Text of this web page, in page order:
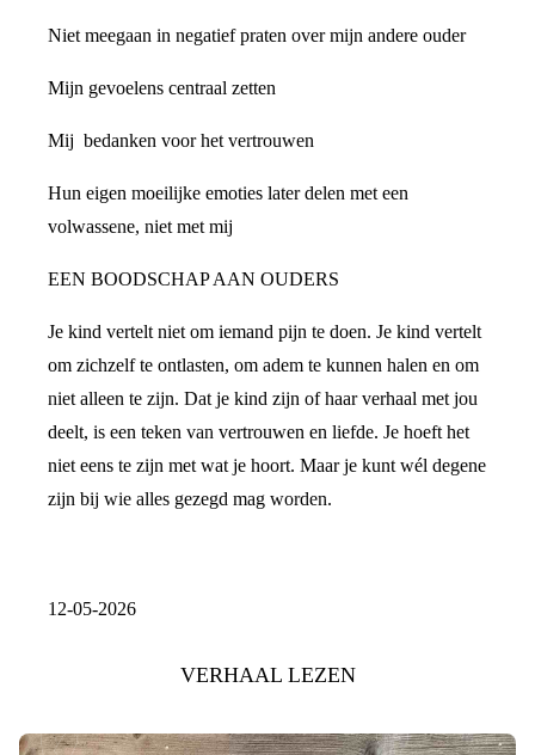
Niet meegaan in negatief praten over mijn andere ouder
Mijn gevoelens centraal zetten
Mij bedanken voor het vertrouwen
Hun eigen moeilijke emoties later delen met een
volwassene, niet met mij
EEN BOODSCHAP AAN OUDERS
Je kind vertelt niet om iemand pijn te doen. Je kind vertelt
om zichzelf te ontlasten, om adem te kunnen halen en om
niet alleen te zijn. Dat je kind zijn of haar verhaal met jou
deelt, is een teken van vertrouwen en liefde. Je hoeft het
niet eens te zijn met wat je hoort. Maar je kunt wél degene
zijn bij wie alles gezegd mag worden.
12-05-2026
VERHAAL LEZEN